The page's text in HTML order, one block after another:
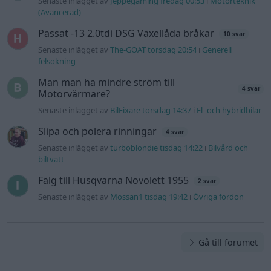
(Avancerad)
Passat -13 2.0tdi DSG Växellåda bråkar 10 svar
Senaste inlägget avThe-GOAT torsdag 20:54 i Generell
felsökning
Man man ha mindre ström till
Motorvärmare?
4 svar
Senaste inlägget av BilFixare torsdag 14:37 i El- och hybridbilar
Slipa och polera rinningar 4 svar
Senaste inlägget avturboblondie tisdag 14:22 i Bilvård och
biltvätt
Fälg till Husqvarna Novolett 1955 2 svar
Senaste inlägget av Mossan1 tisdag 19:42 i Övriga fordon
Gå till forumet